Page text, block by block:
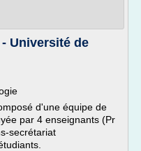
Université de
d'une équipe de
par 4 enseignants (Pr
secrétariat